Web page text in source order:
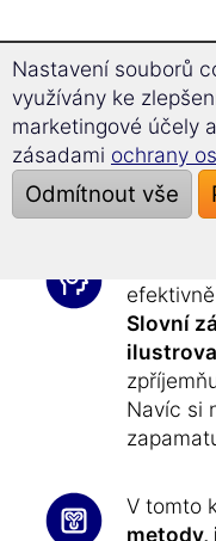
Pouhých
umožní
Po
Slovní
Navíc si
V tomto
metody,
Nastavení souborů
využívány ke
marketingové účely
zásadami ochrany
Odmítnout vše